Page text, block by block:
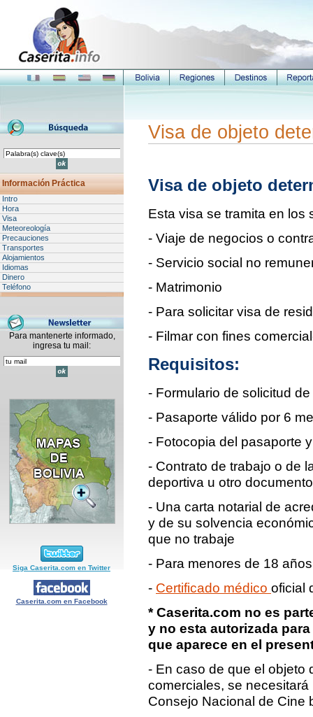
Información Práctica
Intro
Hora
Visa
Meteoreología
Precauciones
Transportes
Alojamientos
Idiomas
Dinero
Teléfono
Para mantenerte informado,
ingresa tu mail:
Siga Caserita.com en Twitter
Caserita.com en Facebook
Visa de objeto
Visa de objeto
Esta visa se tramita en los
- Viaje de negocios o
- Servicio social no
- Matrimonio
- Para solicitar visa de
- Filmar con fines
Requisitos:
- Formulario de solicitud
- Pasaporte válido por 6
- Fotocopia del pasaporte
- Contrato de trabajo o de
deportiva u otro
- Una carta notarial de
y de su solvencia
que no trabaje
- Para menores de 18
- Certificado médico oficial
* Caserita.com no es
y no esta autorizada
que aparece en el
- En caso de que el objeto
comerciales, se
Consejo Nacional de